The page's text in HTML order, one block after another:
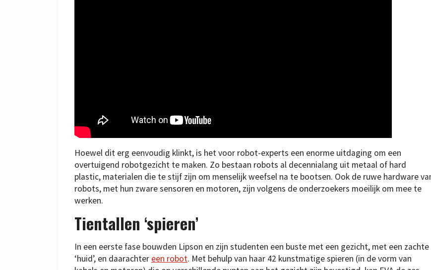
Hoewel dit erg eenvoudig klinkt, is het voor robot-experts een enorme uitdaging om een
overtuigend robotgezicht te maken. Zo bestaan robots al decennialang uit metaal of hard
plastic, materialen die te stijf zijn om menselijk weefsel na te bootsen. Ook de ruwe hardware
robots, met hun zware sensoren en motoren, zijn volgens de onderzoekers moeilijk om mee te
werken.
Tientallen ‘spieren’
In een eerste fase bouwden Lipson en zijn studenten een buste met een gezicht, met een zachte
‘huid’, en daarachter een robot. Met behulp van haar 42 kunstmatige spieren (in de vorm van